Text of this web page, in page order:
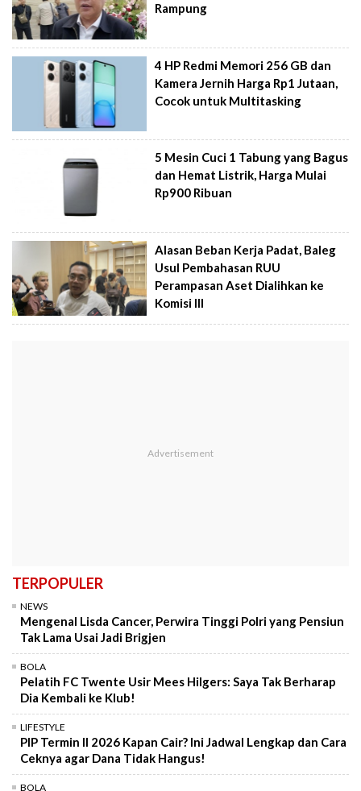
Rampung
4 HP Redmi Memori 256 GB dan
Kamera Jernih Harga Rp1 Jutaan,
Cocok untuk Multitasking
5 Mesin Cuci 1 Tabung yang Bagus
dan Hemat Listrik, Harga Mulai
Rp900 Ribuan
Alasan Beban Kerja Padat, Baleg
Usul Pembahasan RUU
Perampasan Aset Dialihkan ke
Komisi III
TERPOPULER
NEWS
Mengenal Lisda Cancer, Perwira Tinggi Polri yang Pensiun
Tak Lama Usai Jadi Brigjen
BOLA
Pelatih FC Twente Usir Mees Hilgers: Saya Tak Berharap
Dia Kembali ke Klub!
LIFESTYLE
PIP Termin II 2026 Kapan Cair? Ini Jadwal Lengkap dan Cara
Ceknya agar Dana Tidak Hangus!
BOLA